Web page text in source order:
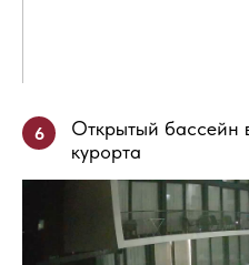
6
Открытый бассейн
курорта